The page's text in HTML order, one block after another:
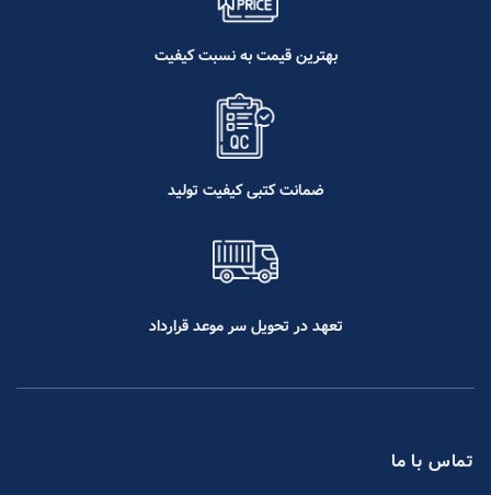
بهترین قیمت به نسبت کیفیت
ضمانت کتبی کیفیت تولید
تعهد در تحویل سر موعد قرارداد
تماس با ما